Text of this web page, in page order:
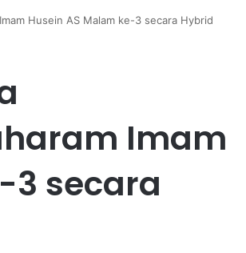
Husein AS Malam ke-3 secara Hybrid
Imam
3 secara